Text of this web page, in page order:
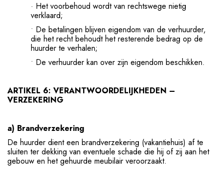
· Het voorbehoud wordt van rechtswege nietig
verklaard;
• De betalingen blijven eigendom van de verhuurder,
die het recht behoudt het resterende bedrag op de
huurder te verhalen;
• De verhuurder kan over zijn eigendom beschikken.
ARTIKEL 6: VERANTWOORDELIJKHEDEN –
VERZEKERING
a) Brandverzekering
De huurder dient een brandverzekering (vakantiehuis) af te
sluiten ter dekking van eventuele schade die hij of zij aan het
gebouw en het gehuurde meubilair veroorzaakt.